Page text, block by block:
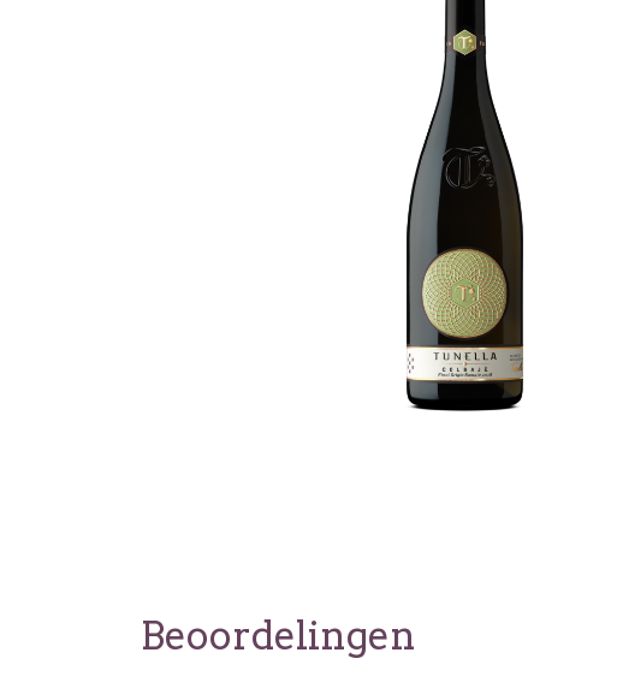
Beoordelingen